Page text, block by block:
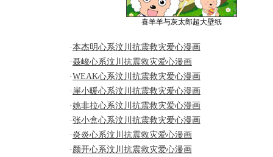
喜羊羊与灰太郎超大壁纸
·本杰明心系汶川抗震救灾爱心漫画
·聂峻心系汶川抗震救灾爱心漫画
·WEAK心系汶川抗震救灾爱心漫画
· 崖小暖心系汶川抗震救灾爱心漫画
·姚非拉心系汶川抗震救灾爱心漫画
·张小盒心系汶川抗震救灾爱心漫画
·炎炎心系汶川抗震救灾爱心漫画
· 颜开心系汶川抗震救灾爱心漫画